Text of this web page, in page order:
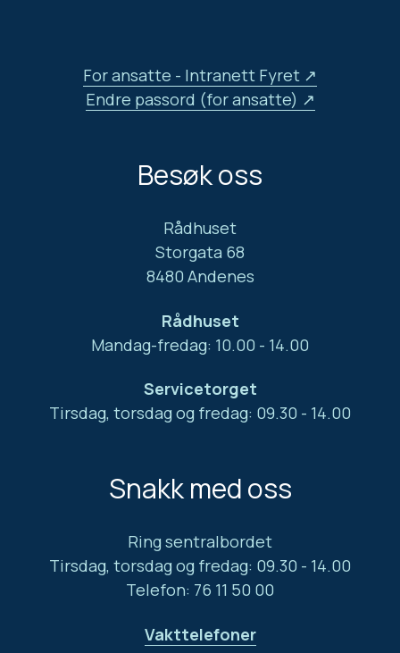
For ansatte - Intranett Fyret
Endre passord (for ansatte)
Besøk oss
Rådhuset
Storgata 68
8480 Andenes
Rådhuset
Mandag-fredag: 10.00 - 14.00
Servicetorget
Tirsdag, torsdag og fredag: 09.30 - 14.00
Snakk med oss
Ring sentralbordet
Tirsdag, torsdag og fredag: 09.30 - 14.00
Telefon: 76 11 50 00
Vakttelefoner